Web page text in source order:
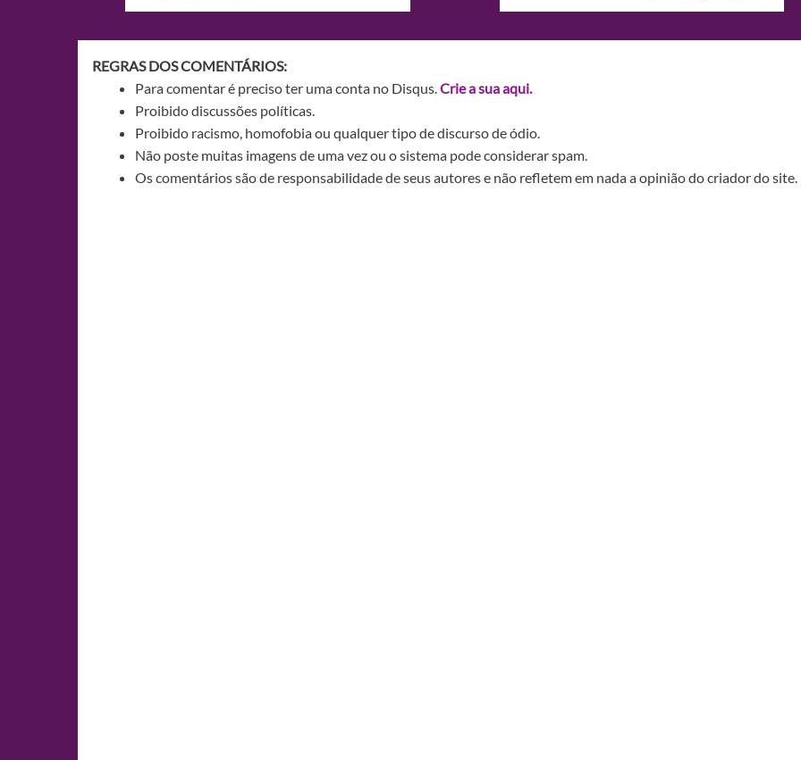
REGRAS DOS COMENTÁRIOS:
Para comentar é preciso ter uma conta no Disqus.Crie a sua aqui.
Proibido discussões políticas.
Proibido racismo, homofobia ou qualquer tipo de discurso de ódio.
Não poste muitas imagens de uma vez ou o sistema pode considerar spam.
Os comentários são de responsabilidade de seus autores e não refletem em nada a opinião do criador do site.